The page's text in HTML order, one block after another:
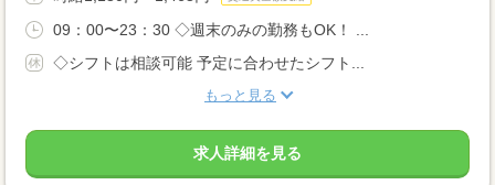
09：00〜23：30 ◇週末のみの勤務もOK！ ...
◇シフトは相談可能 予定に合わせたシフト...
もっと見る
求人詳細を見る